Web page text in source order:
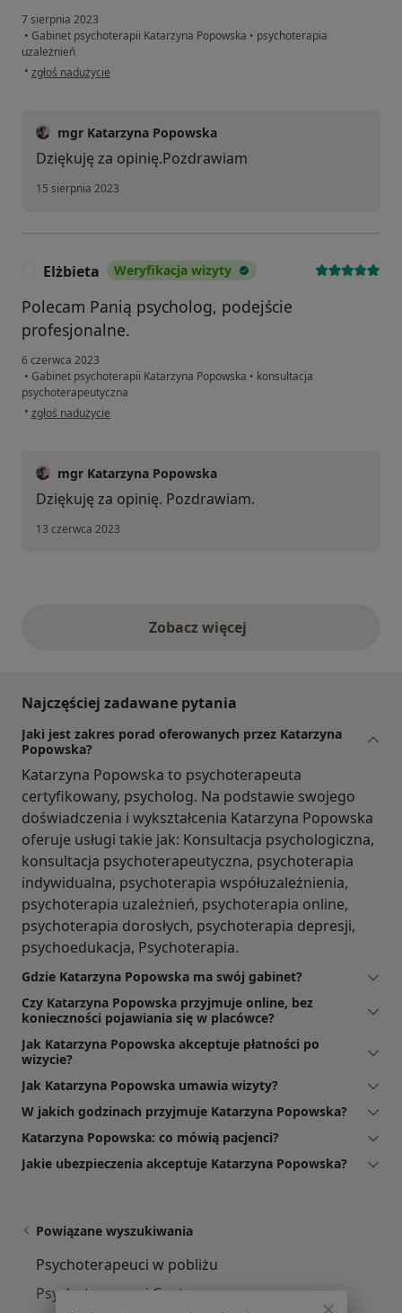
7 sierpnia 2023
• Gabinet psychoterapii Katarzyna Popowska • psychoterapia
uzależnień
• w opinii użytkownika R
zgłoś nadużycie
mgr Katarzyna Popowska
Dziękuję za opinię.Pozdrawiam
15 sierpnia 2023
Elżbieta Weryfikacja wizyty
Polecam Panią psycholog, podejście
profesjonalne.
6 czerwca 2023
• Gabinet psychoterapii Katarzyna Popowska • konsultacja
psychoterapeutyczna
• w opinii użytkownika Elżbieta
zgłoś nadużycie
mgr Katarzyna Popowska
Dziękuję za opinię. Pozdrawiam.
13 czerwca 2023
Zobacz więcejopinie powyżej
Najczęściej zadawane pytania
Jaki jest zakres porad oferowanych przez Katarzyna
Popowska?
Katarzyna Popowska to psychoterapeuta
certyfikowany, psycholog. Na podstawie swojego
doświadczenia i wykształcenia Katarzyna Popowska
oferuje usługi takie jak: Konsultacja psychologiczna,
konsultacja psychoterapeutyczna, psychoterapia
indywidualna, psychoterapia współuzależnienia,
psychoterapia uzależnień, psychoterapia online,
psychoterapia dorosłych, psychoterapia depresji,
psychoedukacja, Psychoterapia.
Gdzie Katarzyna Popowska ma swój gabinet?
Czy Katarzyna Popowska przyjmuje online, bez
konieczności pojawiania się w placówce?
Jak Katarzyna Popowska akceptuje płatności po
wizycie?
Jak Katarzyna Popowska umawia wizyty?
W jakich godzinach przyjmuje Katarzyna Popowska?
Katarzyna Popowska: co mówią pacjenci?
Jakie ubezpieczenia akceptuje Katarzyna Popowska?
Powiązane wyszukiwania
Psychoterapeuci w pobliżu
Psychoterapeuci Centrum